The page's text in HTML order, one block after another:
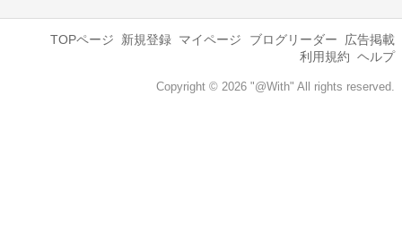
TOPページ 新規登録 マイページ ブログリーダー
広告掲載
利用規約 ヘルプ
Copyright © 2026 "@With" All rights reserved.